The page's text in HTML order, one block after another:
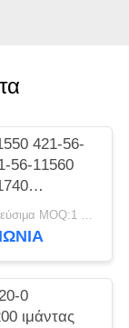
421-56-
56-11560
Δ.Α.
Διαπραγματεύσιμα MOQ:1 τεμ
0
ιμάντας